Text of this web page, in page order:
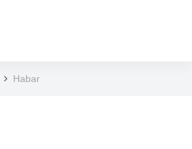
Habar